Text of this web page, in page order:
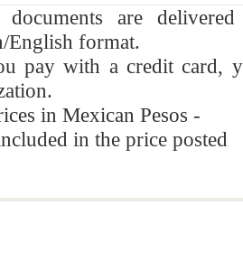
are
English format.
pay with a credit card,
in Mexican Pesos -
in the price posted